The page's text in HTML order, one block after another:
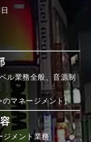
ル業務全般、音源制
マネージメント)
ジメント業務